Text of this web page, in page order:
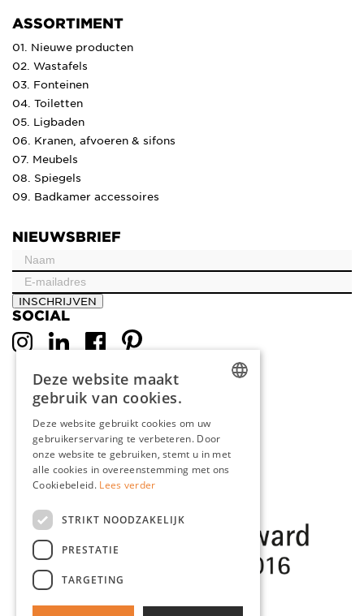
ASSORTIMENT
01. Nieuwe producten
02. Wastafels
03. Fonteinen
04. Toiletten
05. Ligbaden
06. Kranen, afvoeren & sifons
07. Meubels
08. Spiegels
09. Badkamer accessoires
NIEUWSBRIEF
INSCHRIJVEN
SOCIAL
ENGLISH
FRENCH
Deze website maakt
gebruik van cookies.
Deze website gebruikt cookies om uw
gebruikerservaring te verbeteren. Door
onze website te gebruiken, stemt u in met
alle cookies in overeenstemming met ons
Cookiebeleid. Lees verder
STRIKT NOODZAKELIJK
PRESTATIE
TARGETING